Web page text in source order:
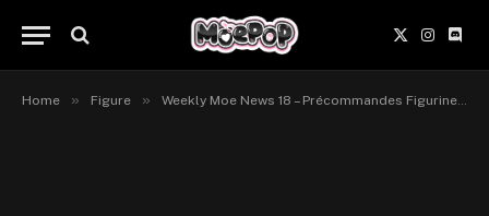
X
(Twitter)
Home » Figure » Weekly Moe News 18 – Précommandes Figurines du 8 au 14 juin 2026